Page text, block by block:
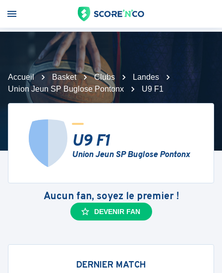
Accueil Basket Clubs
Landes
Union Jeun SP Buglose Pontonx
U9 F1
U9 F1
Union Jeun SP Buglose Pontonx
Aucun fan, soyez le premier !
DEVENIR FAN
DERNIER MATCH